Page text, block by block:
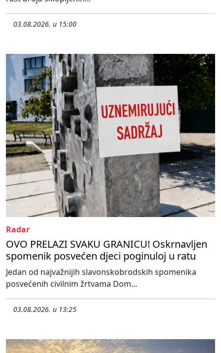
03.08.2026. u 15:00
Radar
OVO PRELAZI SVAKU GRANICU! Oskrnavljen
spomenik posvećen djeci poginuloj u ratu
Jedan od najvažnijih slavonskobrodskih spomenika
posvećenih civilnim žrtvama Dom...
03.08.2026. u 13:25